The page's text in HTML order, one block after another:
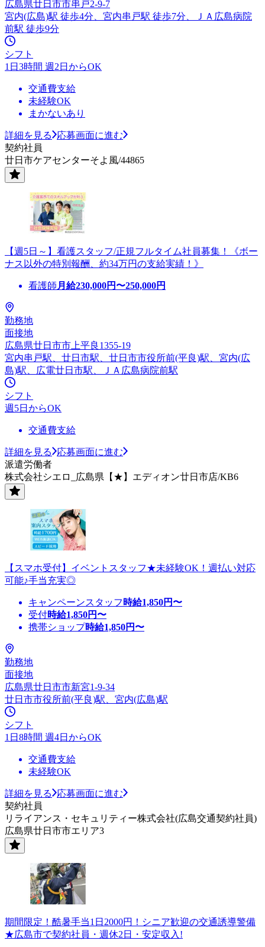
広島県廿日市市串戸2-9-7
宮内(広島)駅 徒歩4分、宮内串戸駅 徒歩7分、ＪＡ広島病院
前駅 徒歩9分
シフト
1日3時間 週2日からOK
交通費支給
未経験OK
まかないあり
詳細を見る
応募画面に進む
契約社員
廿日市ケアセンターそよ風/44865
【週5日～】看護スタッフ/正規フルタイム社員募集！《ボー
ナス以外の特別報酬、約34万円の支給実績！》
看護師 月給230,000円〜250,000円
勤務地
面接地
広島県廿日市市上平良1355-19
宮内串戸駅、廿日市駅、廿日市市役所前(平良)駅、宮内(広
島)駅、広電廿日市駅、ＪＡ広島病院前駅
シフト
週5日からOK
交通費支給
詳細を見る
応募画面に進む
派遣労働者
株式会社シエロ_広島県【★】エディオン廿日市店/KB6
【スマホ受付】イベントスタッフ★未経験OK！週払い対応
可能♪手当充実◎
キャンペーンスタッフ 時給1,850円〜
受付時給1,850円〜
携帯ショップ時給1,850円〜
勤務地
面接地
広島県廿日市市新宮1-9-34
廿日市市役所前(平良)駅、宮内(広島)駅
シフト
1日8時間 週4日からOK
交通費支給
未経験OK
詳細を見る
応募画面に進む
契約社員
リライアンス・セキュリティー株式会社(広島交通契約社員)
広島県廿日市市エリア3
期間限定！酷暑手当1日2000円！シニア歓迎の交通誘導警備
★広島市で契約社員・週休2日・安定収入!